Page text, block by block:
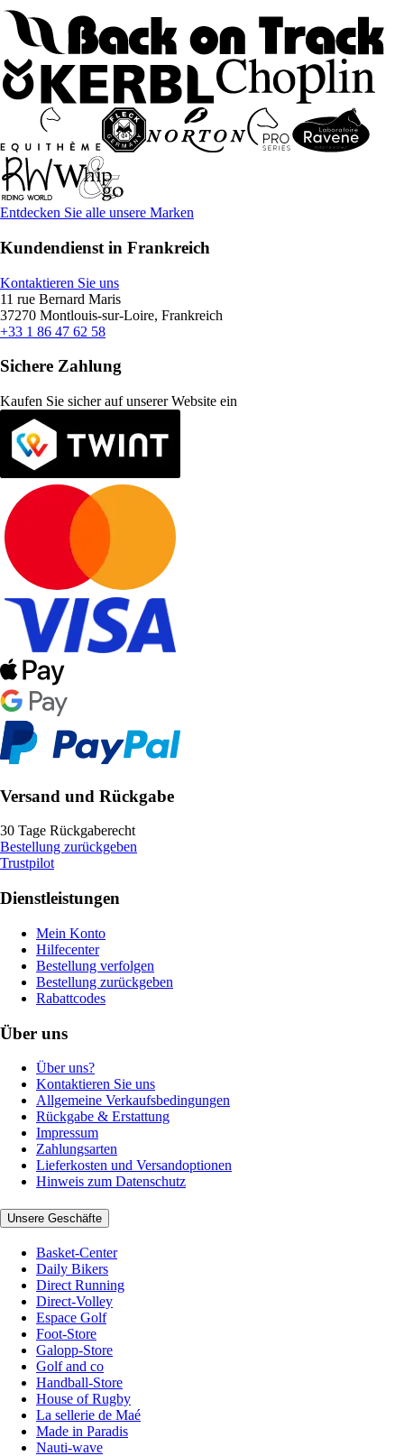
Entdecken Sie alle unsere Marken
Kundendienst in Frankreich
Kontaktieren Sie uns
11 rue Bernard Maris
37270 Montlouis-sur-Loire, Frankreich
+33 1 86 47 62 58
Sichere Zahlung
Kaufen Sie sicher auf unserer Website ein
Versand und Rückgabe
30 Tage Rückgaberecht
Bestellung zurückgeben
Trustpilot
Dienstleistungen
Mein Konto
Hilfecenter
Bestellung verfolgen
Bestellung zurückgeben
Rabattcodes
Über uns
Über uns?
Kontaktieren Sie uns
Allgemeine Verkaufsbedingungen
Rückgabe & Erstattung
Impressum
Zahlungsarten
Lieferkosten und Versandoptionen
Hinweis zum Datenschutz
Unsere Geschäfte
Basket-Center
Daily Bikers
Direct Running
Direct-Volley
Espace Golf
Foot-Store
Galopp-Store
Golf and co
Handball-Store
House of Rugby
La sellerie de Maé
Made in Paradis
Nauti-wave